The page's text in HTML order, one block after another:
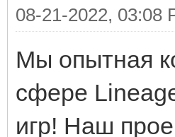
08-21-2022, 03:08
Мы опытная
сфере
игр! Наш